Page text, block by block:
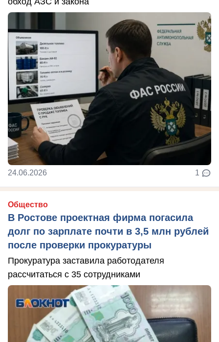
24.06.2026 1
Общество
В Ростове проектная фирма погасила
долг по зарплате почти в 3,5 млн рублей
после проверки прокуратуры
Прокуратура заставила работодателя
рассчитаться с 35 сотрудниками